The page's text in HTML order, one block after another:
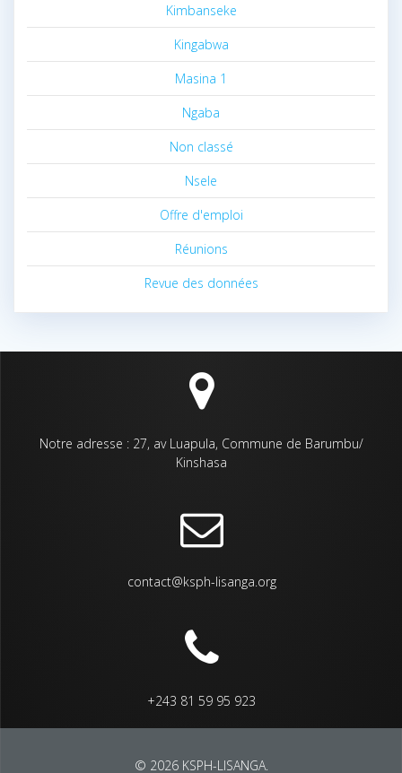
Kimbanseke
Kingabwa
Masina 1
Ngaba
Non classé
Nsele
Offre d'emploi
Réunions
Revue des données
Notre adresse : 27, av Luapula, Commune de Barumbu/
Kinshasa
contact@ksph-lisanga.org
+243 81 59 95 923
© 2026 KSPH-LISANGA.